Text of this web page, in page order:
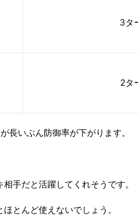
3タ
2タ
長いぶん防御率が下がります。
手だと活躍してくれそうです。
とんど使えないでしょう。